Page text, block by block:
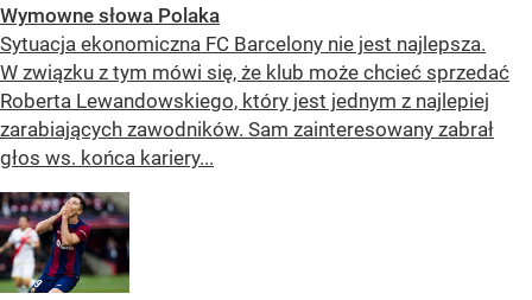
Wymowne słowa Polaka
Sytuacja ekonomiczna FC Barcelony nie jest najlepsza.
W związku z tym mówi się, że klub może chcieć sprzedać
Roberta Lewandowskiego, który jest jednym z najlepiej
zarabiających zawodników. Sam zainteresowany zabrał
głos ws. końca kariery...